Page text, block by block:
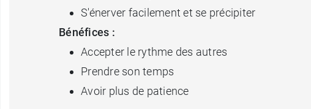
S'énerver facilement et se précipiter
Bénéfices :
Accepter le rythme des autres
Prendre son temps
Avoir plus de patience